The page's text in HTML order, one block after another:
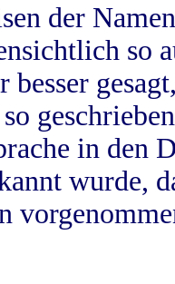
der
so
besser
in
wurde,